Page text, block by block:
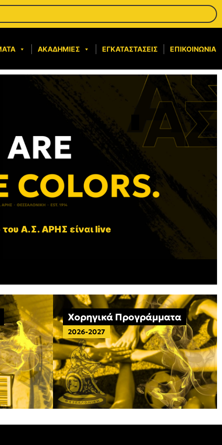
ΑΚΑΔΗΜΊΕΣ ΕΓΚΑΤΑΣΤΆΣΕΙΣ ΕΠΙΚΟΙΝΩΝΊΑ
του Α.Σ. ΑΡΗΣ είναι live
Χορηγικά Προγράμματα
2026-2027